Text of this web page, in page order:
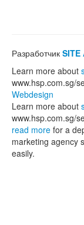
Разработчик
Learn more about
www.hsp.com.sg/
Webdesign
Learn more about
www.hsp.com.sg/
read more for a
marketing agency
easily.